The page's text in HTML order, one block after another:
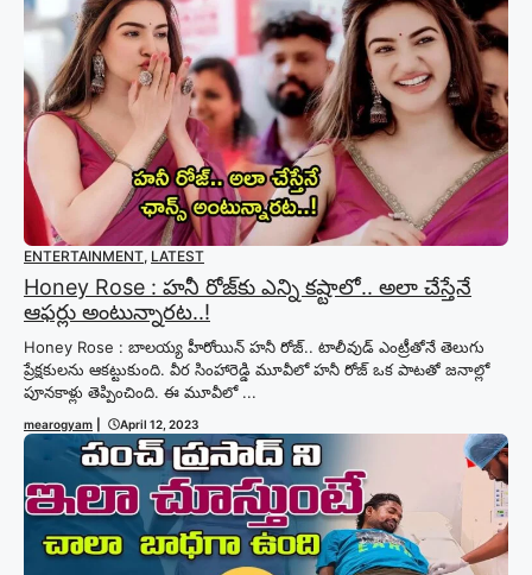
ENTERTAINMENT, LATEST
Honey Rose : హనీ రోజ్‌కు ఎన్ని కష్టాలో.. అలా చేస్తేనే
ఆఫర్లు అంటున్నారట..!
Honey Rose : బాలయ్య హీరోయిన్ హనీ రోజ్‌.. టాలీవుడ్ ఎంట్రీతోనే తెలుగు
ప్రేక్షకులను ఆకట్టుకుంది. వీర సింహారెడ్డి మూవీలో హనీ రోజ్ ఒక పాటతో జనాల్లో
పూనకాళ్లు తెప్పించింది. ఈ మూవీలో ...
mearogyam April 12, 2023